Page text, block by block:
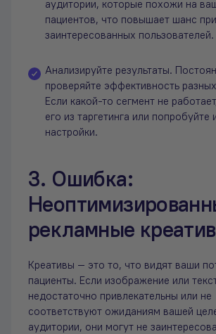
аудитории, которые похожи на
пациентов, что повышает шанс
заинтересованных пользователей.
Анализируйте результаты.
проверяйте эффективность
Если какой-то сегмент не
его из таргетинга или попробуйте
настройки.
3. Ошибка:
рекламные
Креативы — это то, что видят ваши
пациенты. Если изображение или
недостаточно привлекательны или не
соответствуют ожиданиям вашей
аудитории, они могут не